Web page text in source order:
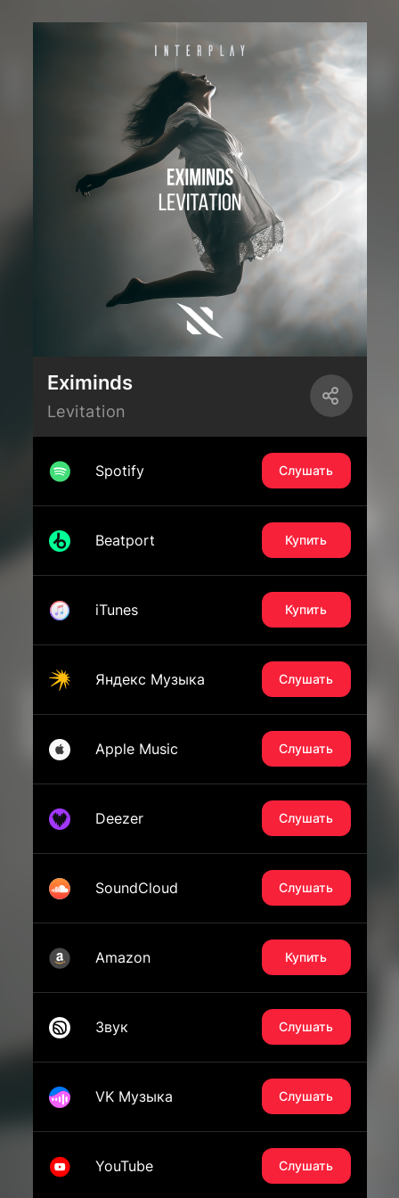
Eximinds
Levitation
Spotify Слушать
Beatport Купить
iTunes Купить
Яндекс Музыка Слушать
Apple Music Слушать
Deezer Слушать
SoundCloud Слушать
Amazon Купить
Звук Слушать
VK Музыка Слушать
YouTube Слушать